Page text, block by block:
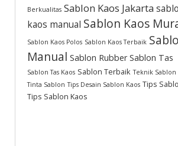
Berkualitas Sablon Kaos Jakarta
kaos manual Sablon Kaos
Sablon Kaos Polos Sablon Kaos Terbaik
Manual Sablon Rubber Sablon Tas
Sablon Tas Kaos Sablon Terbaik Teknik Sablon
Tinta Sablon Tips Desain Sablon Kaos Tips
Tips Sablon Kaos